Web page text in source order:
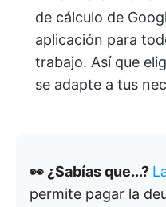
de cálculo de
aplicación para
trabajo. Así que
se adapte a tus
👀 ¿Sabías que...?
permite pagar la